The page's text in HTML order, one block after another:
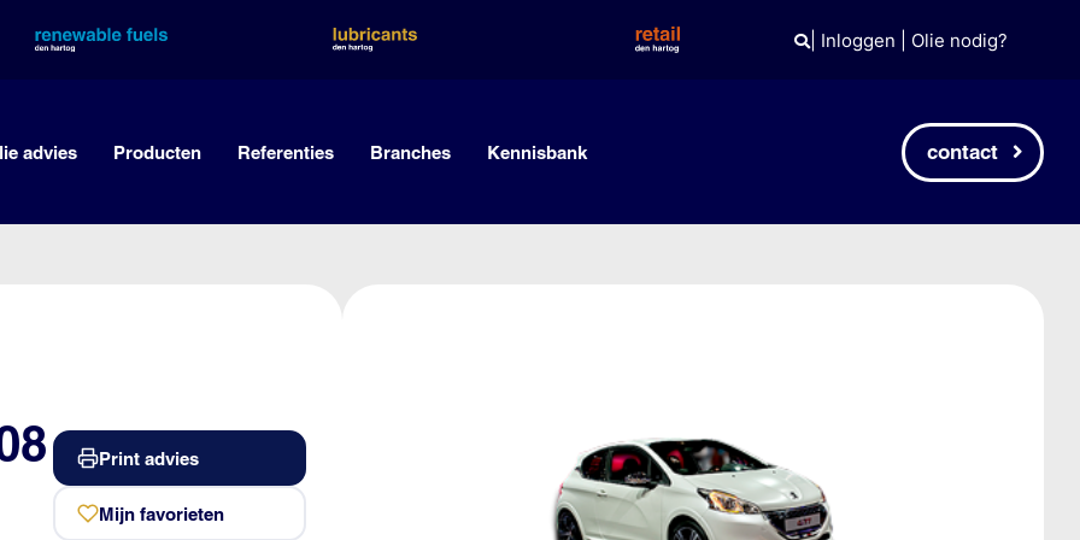
| Inloggen Olie nodig?
advies Producten Referenties Branches Kennisbank contact
Print advies
Mijn favorieten